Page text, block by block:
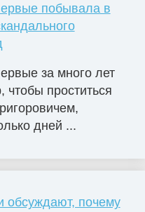
побывала в
за много лет
чтобы проститься
дней ...
обсуждают, почему